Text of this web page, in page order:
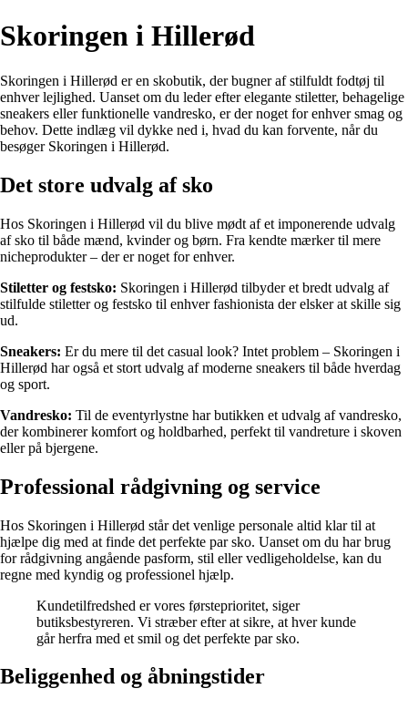
Skoringen i Hillerød
Skoringen i Hillerød er en skobutik, der bugner af stilfuldt fodtøj til
enhver lejlighed. Uanset om du leder efter elegante stiletter, behagelige
sneakers eller funktionelle vandresko, er der noget for enhver smag og
behov. Dette indlæg vil dykke ned i, hvad du kan forvente, når du
besøger Skoringen i Hillerød.
Det store udvalg af sko
Hos Skoringen i Hillerød vil du blive mødt af et imponerende udvalg
af sko til både mænd, kvinder og børn. Fra kendte mærker til mere
nicheprodukter – der er noget for enhver.
Stiletter og festsko: Skoringen i Hillerød tilbyder et bredt udvalg af
stilfulde stiletter og festsko til enhver fashionista der elsker at skille sig
ud.
Sneakers: Er du mere til det casual look? Intet problem – Skoringen i
Hillerød har også et stort udvalg af moderne sneakers til både hverdag
og sport.
Vandresko: Til de eventyrlystne har butikken et udvalg af vandresko,
der kombinerer komfort og holdbarhed, perfekt til vandreture i skoven
eller på bjergene.
Professional rådgivning og service
Hos Skoringen i Hillerød står det venlige personale altid klar til at
hjælpe dig med at finde det perfekte par sko. Uanset om du har brug
for rådgivning angående pasform, stil eller vedligeholdelse, kan du
regne med kyndig og professionel hjælp.
Kundetilfredshed er vores førsteprioritet, siger
butiksbestyreren. Vi stræber efter at sikre, at hver kunde
går herfra med et smil og det perfekte par sko.
Beliggenhed og åbningstider